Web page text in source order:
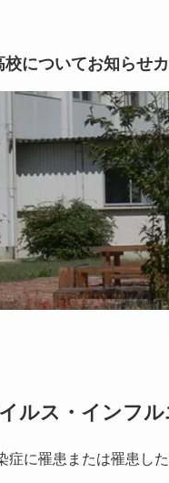
校についてお知らせ
ルス・インフ
に罹患または罹患し